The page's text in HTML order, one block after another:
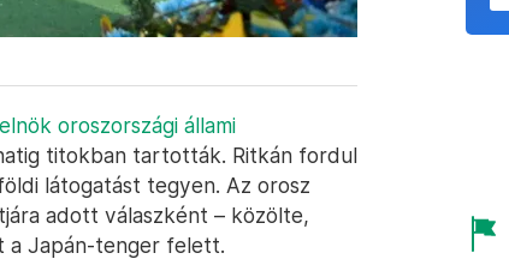
oroszországi állami
titokban tartották. Ritkán fordul
látogatást tegyen. Az orosz
adott válaszként – közölte,
a Japán-tenger felett.